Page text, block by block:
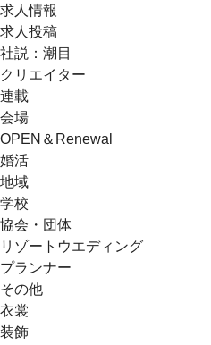
求人情報
求人投稿
社説：潮目
クリエイター
連載
会場
OPEN＆Renewal
婚活
地域
学校
協会・団体
リゾートウエディング
プランナー
その他
衣裳
装飾